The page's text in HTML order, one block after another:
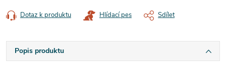
Dotaz k produktu Hlídací pes Sdílet
Popis produktu